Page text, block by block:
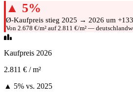
▲ 5%
Ø-Kaufpreis stieg 2025 → 2026 um
Von 2.678 €/m² auf 2.811 €/m² —
Kaufpreis 2026
2.811 € / m²
▲ 5% vs. 2025